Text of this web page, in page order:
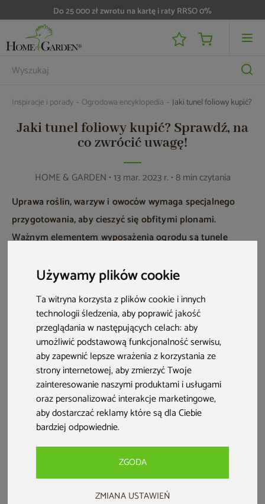
Używamy plików cookie
Ta witryna korzysta z plików cookie i innych
technologii śledzenia, aby poprawić jakość
przeglądania w następujących celach:aby
umożliwić podstawową funkcjonalność serwisu,
aby zapewnić lepsze wrażenia z korzystania ze
strony internetowej,aby zmierzyć Twoje
zainteresowanie naszymi produktami i usługami
oraz personalizować interakcje marketingowe,
aby dostarczać reklamy które są dla Ciebie
bardziej odpowiednie.
ZGODA
ZMIANA USTAWIEŃ
Do 25 000 zł zwrotu na kartę i raty RRSO 0%
Inspiracje i porady Ogrodowa encyklopedia Jaki tunel foliowy kupić?
Jaki tunel foliowy kupić? Sprawdź, na
co zwrócić uwagę!
HOME & GARDEN• 13 mar. 2023 r. • 8 min czytania
Uprawa roślin, warzyw i owoców wymaga specjalnego
przygotowania, aby cieszyć się obfitymi plonami.
Ważnym elementem wyposażenia ogrodu są tunele
rozwoju roślin. Jaki tunel ogrodowy wybrać, aby cieszyć
Jaki tunel foliowy kupić? Najważniejsze informacje:
Wybierz tunel, który zapewnia optymalny mikroklimat,